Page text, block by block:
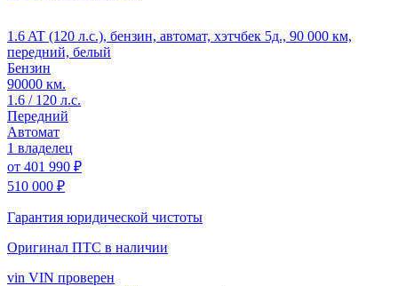
1.6 AT (120 л.с.), бензин, автомат, хэтчбек 5д., 90 000 км,
передний, белый
Бензин
90000 км.
1.6 / 120 л.с.
Передний
Автомат
1 владелец
от 401 990 ₽
510 000 ₽
Гарантия юридической чистоты
Оригинал ПТС в наличии
vin VIN проверен